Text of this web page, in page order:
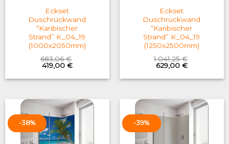
Eckset
Duschrückwand
“Karibischer
Strand” K_04_19
(1000x2050mm)
683,06€
Original
price
was:
419,00 €Current
is:
Eckset
Duschrückwand
“Karibischer
Strand” K_04_19
(1250x2500mm)
1.041,25€
Original
price
was:
629,00 €Current
is:
-38% -39%